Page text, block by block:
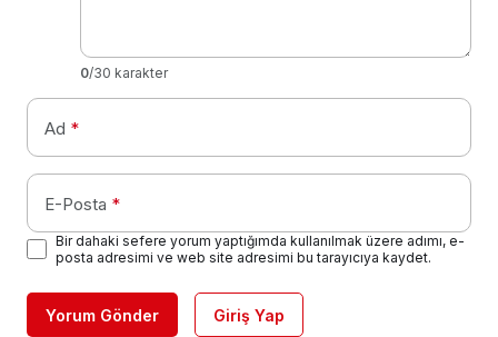
0/30 karakter
Ad *
E-Posta *
Bir dahaki sefere yorum yaptığımda kullanılmak üzere adımı, e-
posta adresimi ve web site adresimi bu tarayıcıya kaydet.
Yorum Gönder Giriş Yap